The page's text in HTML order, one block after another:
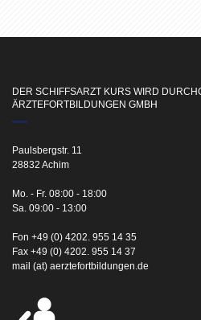
DER SCHIFFSARZT KURS WIRD
ÄRZTEFORTBILDUNGEN GMBH
Paulsbergstr. 11
28832 Achim
Mo. - Fr. 08:00 - 18:00
Sa. 09:00 - 13:00
Fon +49 (0) 4202. 955 14 35
Fax +49 (0) 4202. 955 14 37
mail (at) aerztefortbildungen.de